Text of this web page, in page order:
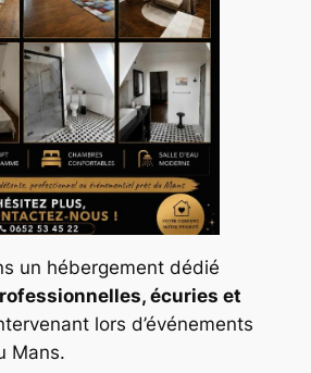
un hébergement dédié
écuries et
lors d’événements
Mans.